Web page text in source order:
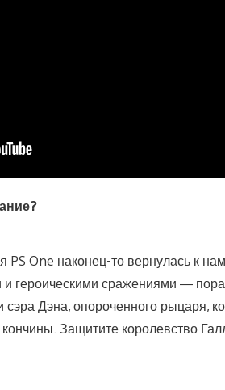
PS One наконец-то вернулась к
героическими сражениями — пора
Дэна, опороченного рыцаря,
Защитите королевство